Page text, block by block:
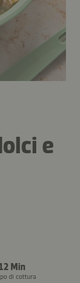
e
Min
di cottura